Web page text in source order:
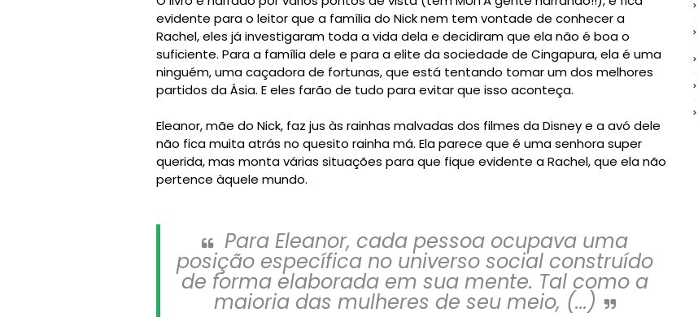
evidente para o leitor que a família do Nick nem tem vontade de conhecer a
Rachel, eles já investigaram toda a vida dela e decidiram que ela não é boa o
suficiente. Para a família dele e para a elite da sociedade de Cingapura, ela é uma
ninguém, uma caçadora de fortunas, que está tentando tomar um dos melhores
partidos da Ásia. E eles farão de tudo para evitar que isso aconteça.
Eleanor, mãe do Nick, faz jus às rainhas malvadas dos filmes da Disney e a avó dele
não fica muita atrás no quesito rainha má. Ela parece que é uma senhora super
querida, mas monta várias situações para que fique evidente a Rachel, que ela não
pertence àquele mundo.
Para Eleanor, cada pessoa ocupava uma
posição específica no universo social construído
de forma elaborada em sua mente. Tal como a
maioria das mulheres de seu meio, (...)